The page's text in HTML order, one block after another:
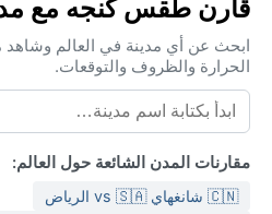
قارن طقس كنجه مع
ابحث عن أي مدينة في العالم وشاهد
الحرارة والظروف والتوقعات.
مقارنات المدن الشائعة حول العالم:
🇨🇳 شانغهاي vs 🇸🇦 الرياض